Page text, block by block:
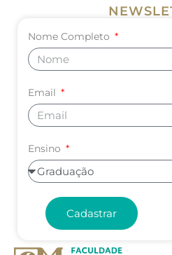
Nome Completo
Email
Ensino
Cadastrar